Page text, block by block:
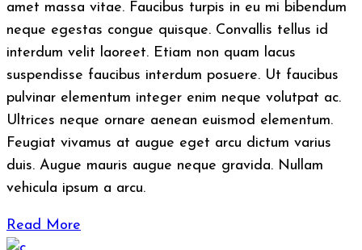
amet massa vitae. Faucibus turpis in eu mi bibendum
neque egestas congue quisque. Convallis tellus id
interdum velit laoreet. Etiam non quam lacus
suspendisse faucibus interdum posuere. Ut faucibus
pulvinar elementum integer enim neque volutpat ac.
Ultrices neque ornare aenean euismod elementum.
Feugiat vivamus at augue eget arcu dictum varius
duis. Augue mauris augue neque gravida. Nullam
vehicula ipsum a arcu.
Read More